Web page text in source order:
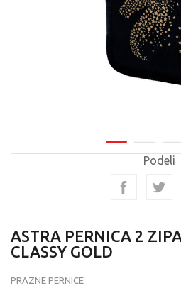
Podeli
ASTRA PERNICA 2
CLASSY GOLD
PRAZNE PERNICE